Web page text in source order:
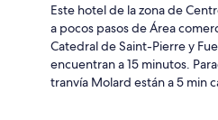
Este hotel de la zona de
a pocos pasos de Área
Catedral de Saint-Pierre y
encuentran a 15 minutos.
tranvía Molard están a 5 min